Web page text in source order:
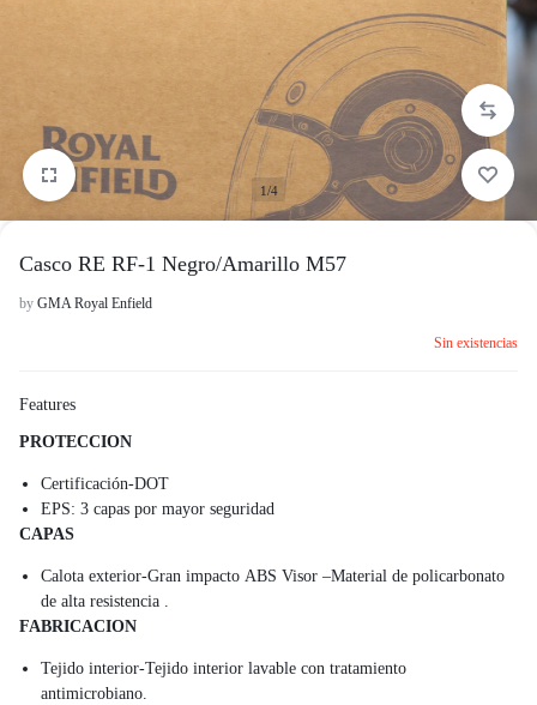
1/4
Casco RE RF-1 Negro/Amarillo M57
by GMA Royal Enfield
Sin existencias
Features
PROTECCION
Certificación-DOT
EPS: 3 capas por mayor seguridad
CAPAS
Calota exterior-Gran impacto ABS Visor –Material de policarbonato
de alta resistencia .
FABRICACION
Tejido interior-Tejido interior lavable con tratamiento
antimicrobiano.